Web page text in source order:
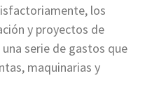
los
y proyectos de
una serie de gastos que
maquinarias y